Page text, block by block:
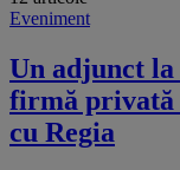
Eveniment
Un adjunct la
firmă privată
cu Regia